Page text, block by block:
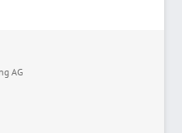
AG